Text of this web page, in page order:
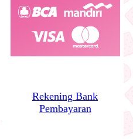
Rekening Bank
Pembayaran